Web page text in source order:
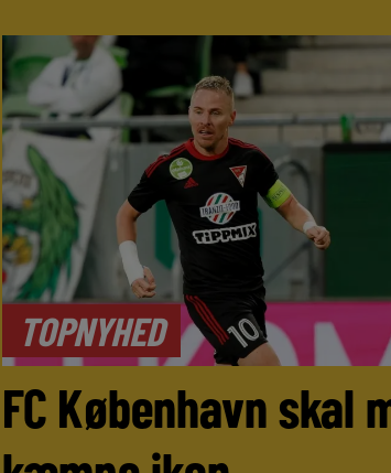
TOPNYHED
FC København skal